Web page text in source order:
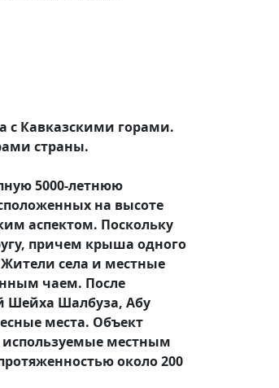
с Кавказскими горами.
страны.
5000-летнюю
на высоте
аспектом. Поскольку
причем крыша одного
села и местные
чаем. После
Шейха Шалбуза, Абу
места. Объект
местным
около 200